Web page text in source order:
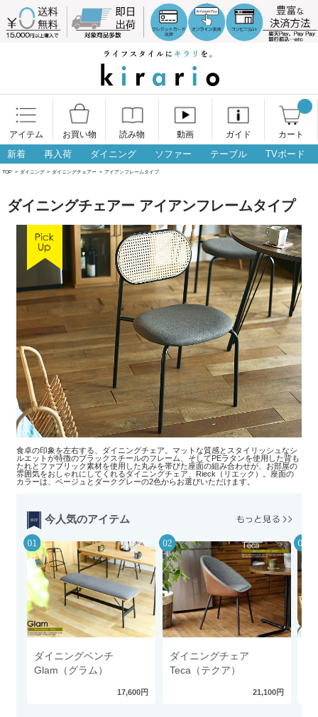
アイテム お買い物 読み物 動画 ガイド カート
新着 再入荷 ダイニング ソファー テーブル TVボード
TOP > ダイニング > ダイニングチェアー > アイアンフレームタイプ
ダイニングチェアー アイアンフレームタイプ
食卓の印象を左右する、ダイニングチェア。マットな質感とスタイリッシュなシ
ルエットが特徴のブラックスチールのフレーム、そしてPEラタンを使用した背も
たれとファブリック素材を使用した丸みを帯びた座面の組み合わせが、お部屋の
雰囲気をおしゃれにしてくれるダイニングチェア、Rieck（リエック）。座面の
カラーは、ベージュとダークグレーの2色からお選びいただけます。
今人気のアイテム
ダイニングベンチ
Glam（グラム）
17,600円
ダイニングチェア
Teca（テクア）
21,100円